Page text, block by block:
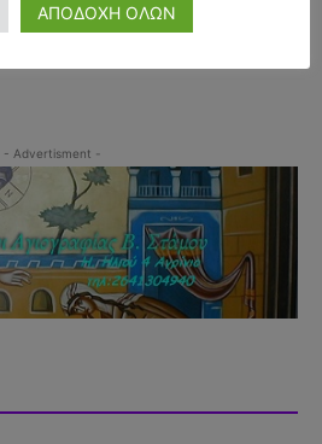
- Advertisment -
ΑΠΟΔΟΧΗ ΟΛΩΝ